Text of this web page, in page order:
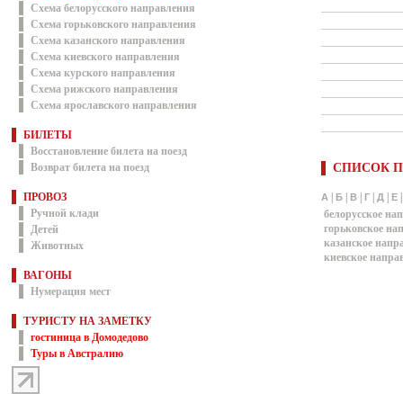
Схема белорусского направления
Схема горьковского направления
Схема казанского направления
Схема киевского направления
Схема курского направления
Схема рижского направления
Схема ярославского направления
БИЛЕТЫ
Восстановление билета на поезд
Возврат билета на поезд
ПРОВОЗ
Ручной клади
Детей
Животных
ВАГОНЫ
Нумерация мест
ТУРИСТУ НА ЗАМЕТКУ
гостиница в Домодедово
Туры в Австралию
СПИСОК
А Б В Г Д Е
белорусское
горьковское
казанское
киевское